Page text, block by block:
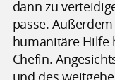
dann zu
passe.
humanitäre Hilfe
Chefin.
und des